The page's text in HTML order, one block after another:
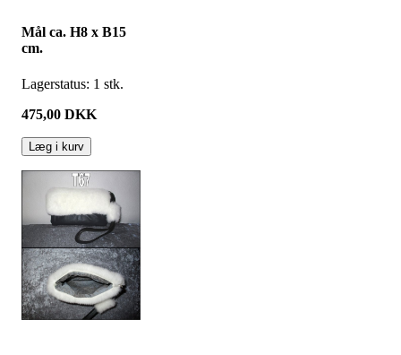
Mål ca. H8 x B15
cm.
Lagerstatus: 1 stk.
475,00 DKK
Læg i kurv